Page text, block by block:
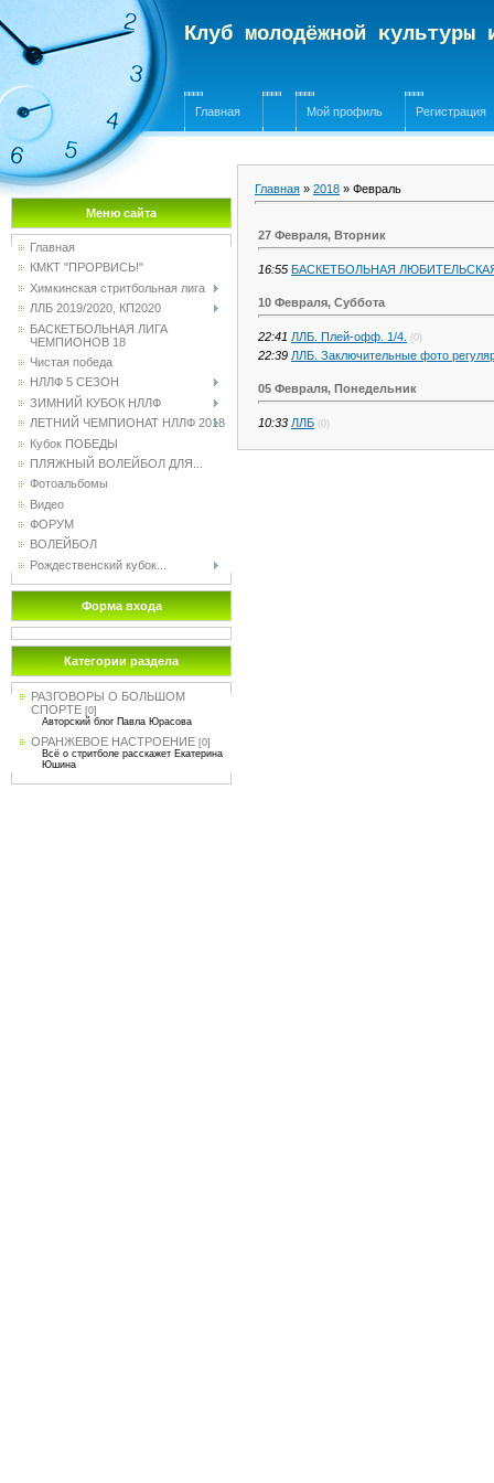
Клуб молодёжной
Главная Мой профиль Регистрация
Меню сайта
Главная
КМКТ "ПРОРВИСЬ!"
Химкинская стритбольная лига
ЛЛБ 2019/2020, КП2020
БАСКЕТБОЛЬНАЯ ЛИГА
ЧЕМПИОНОВ 18
Чистая победа
НЛЛФ 5 СЕЗОН
ЗИМНИЙ КУБОК НЛЛФ
ЛЕТНИЙ ЧЕМПИОНАТ НЛЛФ 2018
Кубок ПОБЕДЫ
ПЛЯЖНЫЙ ВОЛЕЙБОЛ ДЛЯ...
Фотоальбомы
Видео
ФОРУМ
ВОЛЕЙБОЛ
Рождественский кубок...
Форма входа
Категории раздела
РАЗГОВОРЫ О БОЛЬШОМ
СПОРТЕ [0]
Авторский блог Павла Юрасова
ОРАНЖЕВОЕ НАСТРОЕНИЕ [0]
Всё о стритболе расскажет Екатерина
Юшина
Главная » 2018 » Февраль
27 Февраля, Вторник
16:55 БАСКЕТБОЛЬНАЯ
10 Февраля, Суббота
22:41 ЛЛБ. Плей-офф. 1/4. (0)
22:39 ЛЛБ. Заключительные фото
05 Февраля, Понедельник
10:33 ЛЛБ (0)